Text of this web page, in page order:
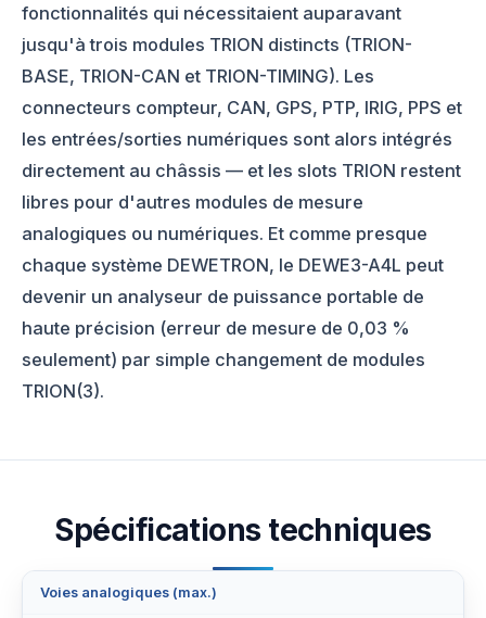
fonctionnalités qui nécessitaient auparavant
jusqu'à trois modules TRION distincts (TRION-
BASE, TRION-CAN et TRION-TIMING). Les
connecteurs compteur, CAN, GPS, PTP, IRIG, PPS et
les entrées/sorties numériques sont alors intégrés
directement au châssis — et les slots TRION restent
libres pour d'autres modules de mesure
analogiques ou numériques. Et comme presque
chaque système DEWETRON, le DEWE3-A4L peut
devenir un analyseur de puissance portable de
haute précision (erreur de mesure de 0,03 %
seulement) par simple changement de modules
TRION(3).
Spécifications techniques
Voies analogiques (max.)